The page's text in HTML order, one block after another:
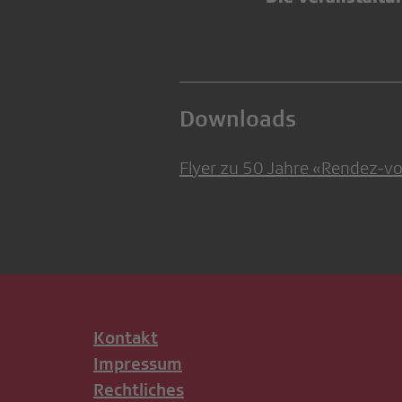
Downloads
Flyer zu 50 Jahre «Rendez-
Kontakt
Impressum
Rechtliches